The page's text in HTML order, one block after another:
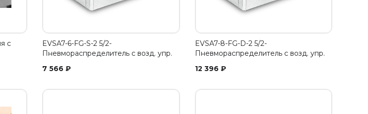
с
EVSA7-6-FG-S-2 5/2-
Пневмораспределитель с возд. упр.
7 566 ₽
EVSA7-8-FG-D-2 5/2-
Пневмораспределитель с возд. упр.
12 396 ₽